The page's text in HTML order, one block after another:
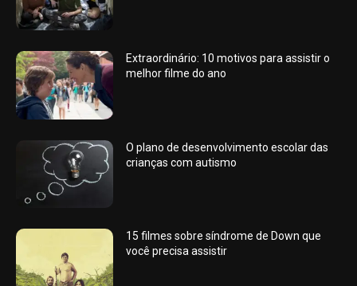
Extraordinário: 10 motivos para assistir o
melhor filme do ano
O plano de desenvolvimento escolar das
crianças com autismo
15 filmes sobre síndrome de Down que
você precisa assistir